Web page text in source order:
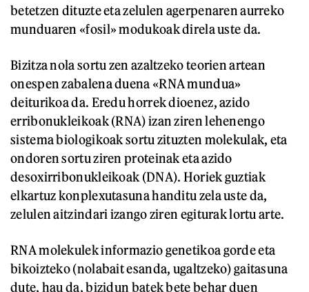
betetzen dituzte eta zelulen agerpenaren aurreko
munduaren «fosil» modukoak direla uste da.
Bizitza nola sortu zen azaltzeko teorien artean
onespen zabalena duena «RNA mundua»
deiturikoa da. Eredu horrek dioenez, azido
erribonukleikoak (RNA) izan ziren lehenengo
sistema biologikoak sortu zituzten molekulak, eta
ondoren sortu ziren proteinak eta azido
desoxirribonukleikoak (DNA). Horiek guztiak
elkartuz konplexutasuna handitu zela uste da,
zelulen aitzindari izango ziren egiturak lortu arte.
RNA molekulek informazio genetikoa gorde eta
bikoizteko (nolabait esanda, ugaltzeko) gaitasuna
dute, hau da, bizidun batek bete behar duen